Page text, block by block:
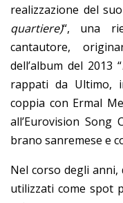
realizzazione del
quartiere)“, una
cantautore,
dell’album del 2013 “
rappati da Ultimo,
coppia con Ermal
all’Eurovision
brano sanremese e
Nel corso degli anni,
utilizzati come spot